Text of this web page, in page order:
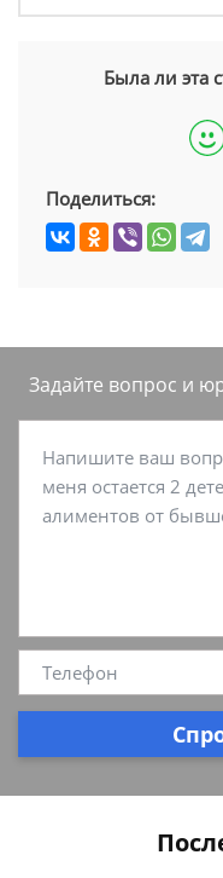
Была ли эта
Поделиться:
Задайте вопрос и